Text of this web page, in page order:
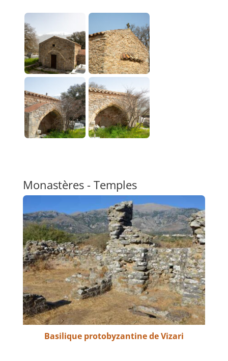
Monastères - Temples
Basilique protobyzantine de Vizari